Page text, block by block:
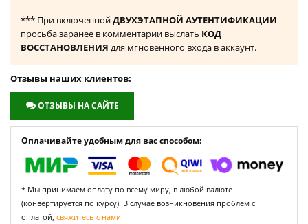
*** При включеннойДВУХЭТАПНОЙ АУТЕНТИФИКАЦИИ
просьба заранее в комментарии выслать КОД
ВОССТАНОВЛЕНИЯ для мгновенного входа в аккаунт.
Отзывы наших клиентов:
ОТЗЫВЫ НА САЙТЕ
Оплачивайте удобным для вас способом:
* Мы принимаем оплату по всему миру, в любой валюте
(конвертируется по курсу). В случае возникновения проблем с
оплатой, свяжитесь с нами.